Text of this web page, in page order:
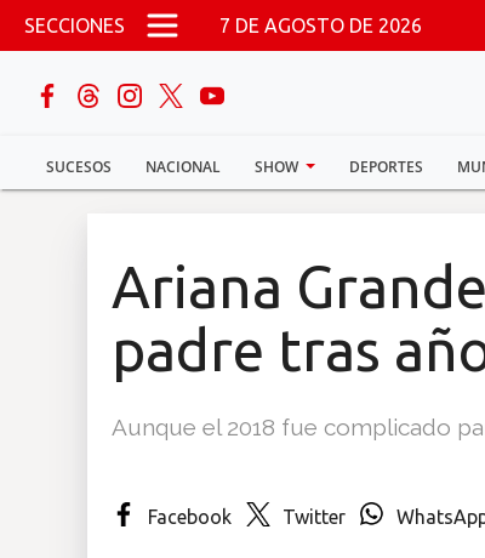
Pasar al contenido principal
SECCIONES 7 DE AGOSTO DE 2026
SUCESOS NACIONAL SHOW DEPORTES
buscar
Sucesos
Ariana
padre tras
Aunque el 2018 fue complicado
Facebook Twitter